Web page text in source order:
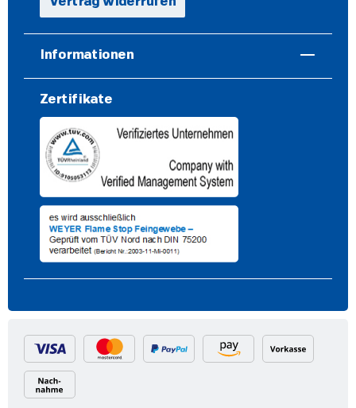
Informationen
Zertifikate